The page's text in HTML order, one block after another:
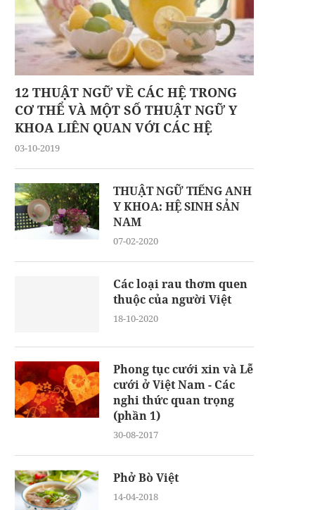
12 THUẬT NGỮ VỀ CÁC HỆ TRONG
CƠ THỂ VÀ MỘT SỐ THUẬT NGỮ Y
KHOA LIÊN QUAN VỚI CÁC HỆ
03-10-2019
THUẬT NGỮ TIẾNG ANH
Y KHOA: HỆ SINH SẢN
NAM
07-02-2020
Các loại rau thơm quen
thuộc của người Việt
18-10-2020
Phong tục cưới xin và Lễ
cưới ở Việt Nam - Các
nghi thức quan trọng
(phần 1)
30-08-2017
Phở Bò Việt
14-04-2018